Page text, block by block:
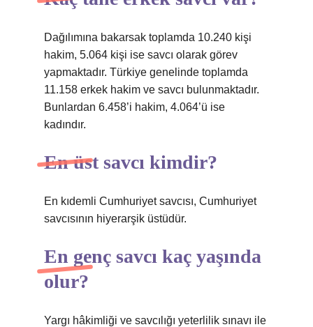
Dağılımına bakarsak toplamda 10.240 kişi
hakim, 5.064 kişi ise savcı olarak görev
yapmaktadır. Türkiye genelinde toplamda
11.158 erkek hakim ve savcı bulunmaktadır.
Bunlardan 6.458’i hakim, 4.064’ü ise
kadındır.
En üst savcı kimdir?
En kıdemli Cumhuriyet savcısı, Cumhuriyet
savcısının hiyerarşik üstüdür.
En genç savcı kaç yaşında
olur?
Yargı hâkimliği ve savcılığı yeterlilik sınavı ile